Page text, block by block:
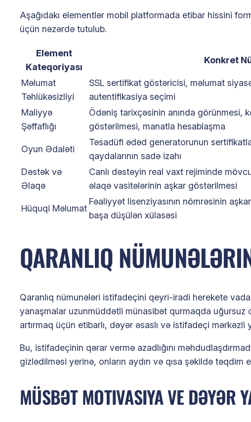
Aşağıdakı elementlər mobil platformada etibar hissini
üçün nəzərdə tutulub.
Element
Kateqoriyası
Konkret
Məlumat
Təhlükəsizliyi
SSL sertifikat göstəricisi, məlumat
autentifikasiya seçimi
Maliyyə
Şəffaflığı
Ödəniş tarixçəsinin anında görünmesi,
göstərilmesi, manatla hesablaşma
Oyun Ədaləti
Təsadüfi ədəd generatorunun
qaydalarının sadə izahı
Dəstək və
Əlaqə
Canlı dəstəyin real vaxt rejiminde
əlaqə vasitələrinin aşkar göstərilmesi
Hüquqi Məlumat
Fəaliyyət lisenziyasının nömrəsinin
başa düşülən xülasəsi
QARANLIQ
Qaranlıq nümunələri istifadeçini qeyri-iradi herekete
yanaşmalar uzunmüddətli münasibət qurmaqda uğursuz
artırmaq üçün etibarlı, dəyər əsaslı və istifadeçi mərkəzli
Bu, istifadeçinin qərar vermə azadlığını
gizlədilməsi yerinə, onların aydın və qısa şəkildə təqdim
MÜSBƏT MOTIVASIYA VE DƏYƏR